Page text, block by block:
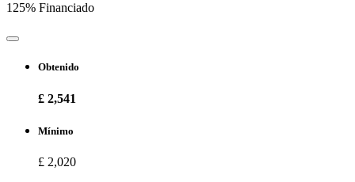
125% Financiado
Obtenido
£ 2,541
Mínimo
£ 2,020